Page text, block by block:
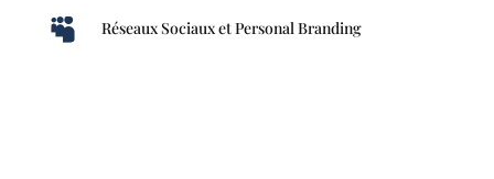
 Réseaux Sociaux et Personal Branding